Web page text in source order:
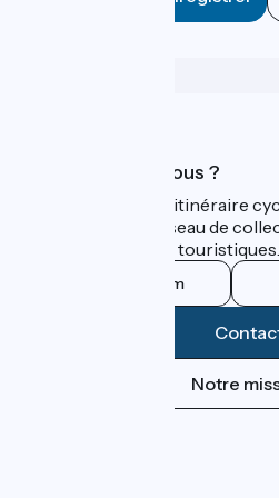
Qui sommes-nous ?
ViaRhôna est un itinéraire
promu par un réseau de
leurs institutions touristiques.
Instagram
Notre